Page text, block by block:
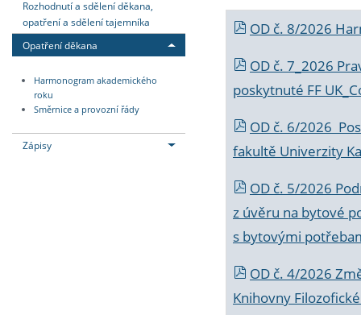
Rozhodnutí a sdělení děkana,
opatření a sdělení tajemníka
Opatření děkana
Harmonogram akademického
roku
Směrnice a provozní řády
Zápisy
OD č. 8/2026
OD č. 7_2026
poskytnuté FF
OD č. 6/2026
fakultě Univerzity
OD č. 5/2026
z úvěru na bytové
s bytovými
OD č. 4/2026
Knihovny